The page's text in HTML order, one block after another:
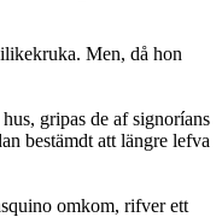
Men, då hon
gripas de af signoríans
bestämdt att längre lefva
omkom, rifver ett